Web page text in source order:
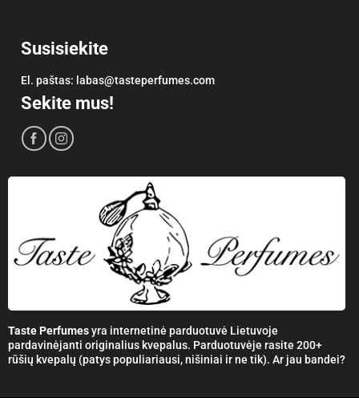
Susisiekite
El. paštas: labas@tasteperfumes.com
Sekite mus!
Taste Perfumesyra internetinė parduotuvė Lietuvoje
pardavinėjanti originalius kvepalus. Parduotuvėje rasite 200+
rūšių kvepalų (patys populiariausi, nišiniai ir ne tik). Ar jau bandei?